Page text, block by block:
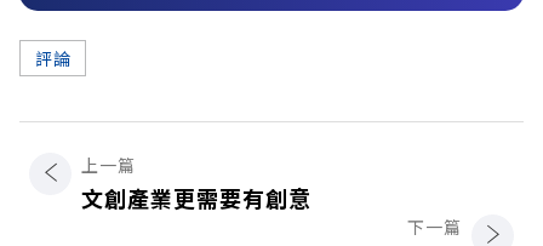
評論
上一篇
文創產業更需要有創意
下一篇